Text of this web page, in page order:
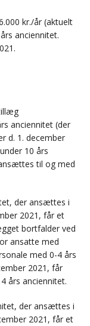
kr./år (aktuelt
anciennitet.
anciennitet (der
d. 1. december
10 års
til og med
der ansættes i
2021, får et
bortfalder ved
ansatte med
med 0-4 års
2021, får
års anciennitet.
der ansættes i
2021, får et